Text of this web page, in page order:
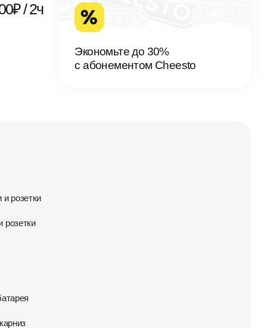
/ 2ч
Экономьте до 30%
с абонементом Cheesto
розетки